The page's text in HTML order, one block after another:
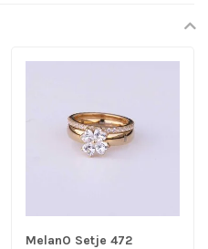
MelanO Setje 472